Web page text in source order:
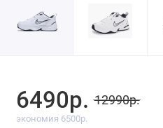
6490р. 12990р.
экономия 6500р.